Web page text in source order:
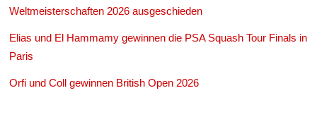
Weltmeisterschaften 2026 ausgeschieden
Elias und El Hammamy gewinnen die PSA Squash Tour Finals in
Paris
Orfi und Coll gewinnen British Open 2026